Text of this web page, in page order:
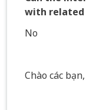
with related
No
Chào các bạn,